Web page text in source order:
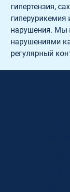
гипертензия,
гиперурикемия
нарушения. Мы
нарушениями
регулярный